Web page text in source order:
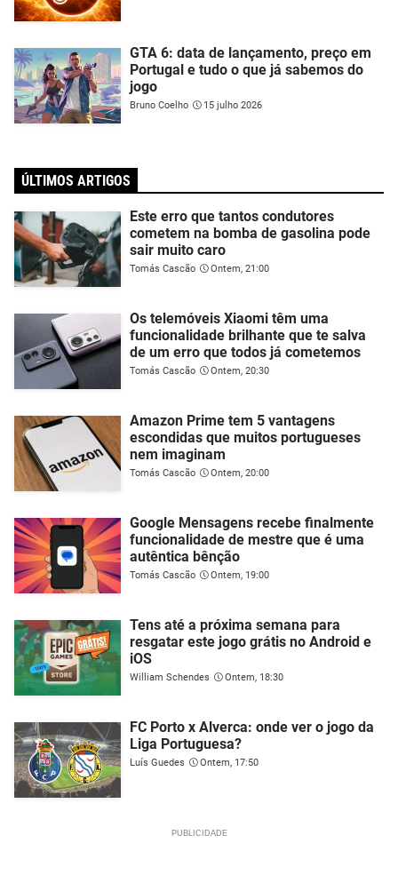
GTA 6: data de lançamento, preço em
Portugal e tudo o que já sabemos do
jogo
Bruno Coelho 15 julho 2026
ÚLTIMOS ARTIGOS
Este erro que tantos condutores
cometem na bomba de gasolina pode
sair muito caro
Tomás Cascão Ontem, 21:00
Os telemóveis Xiaomi têm uma
funcionalidade brilhante que te salva
de um erro que todos já cometemos
Tomás Cascão Ontem, 20:30
Amazon Prime tem 5 vantagens
escondidas que muitos portugueses
nem imaginam
Tomás Cascão Ontem, 20:00
Google Mensagens recebe finalmente
funcionalidade de mestre que é uma
autêntica bênção
Tomás Cascão Ontem, 19:00
Tens até a próxima semana para
resgatar este jogo grátis no Android e
iOS
William Schendes Ontem, 18:30
FC Porto x Alverca: onde ver o jogo da
Liga Portuguesa?
Luís Guedes Ontem, 17:50